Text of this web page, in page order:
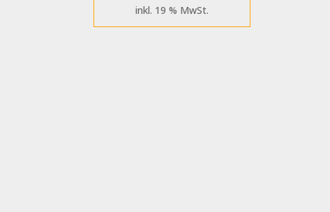
inkl. 19 % MwSt.